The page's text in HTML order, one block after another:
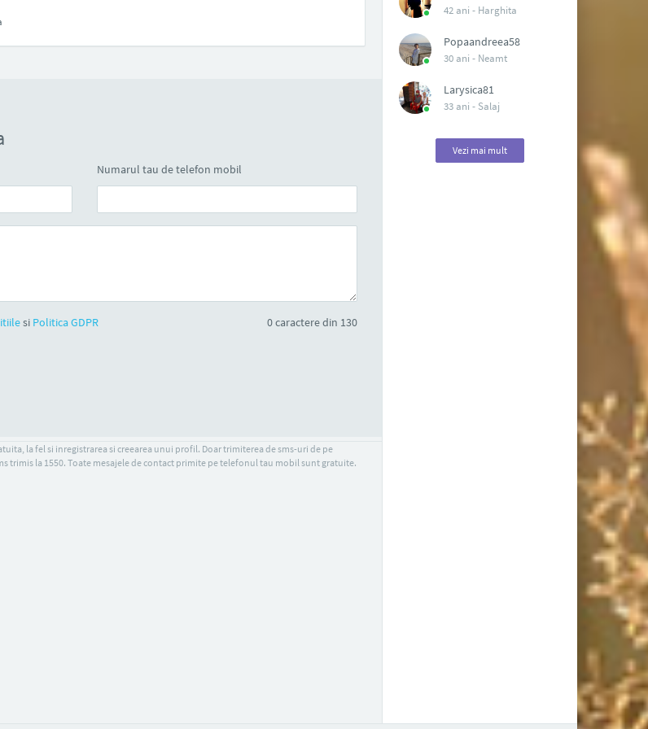
Numarul tau de telefon mobil
si Politica GDPR 0caractere din 130
la fel si inregistrarea si creearea unui profil. Doar trimiterea de sms-uri de pe
trimis la 1550. Toate mesajele de contact primite pe telefonul tau mobil sunt gratuite.
42 ani - Harghita
Popaandreea58
30 ani - Neamt
Larysica81
33 ani - Salaj
Vezi mai mult